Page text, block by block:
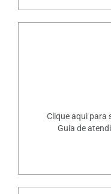
Clique aqui para
Guia de